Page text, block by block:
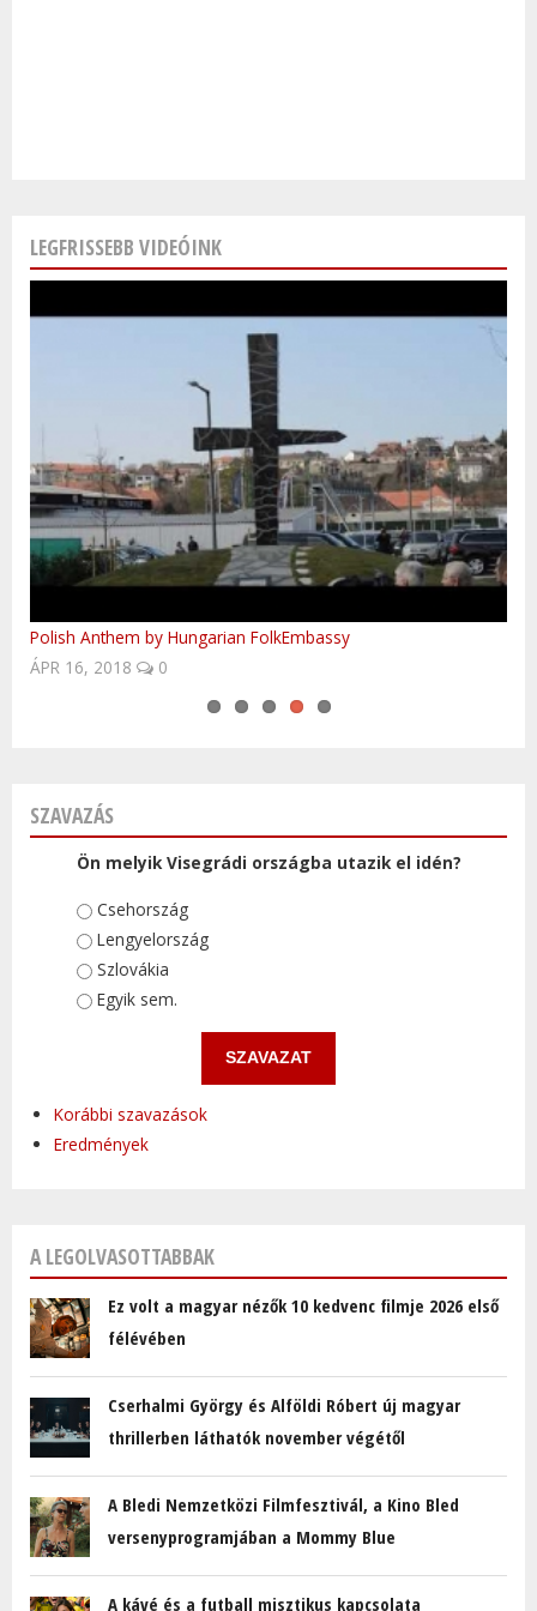
LEGFRISSEBB VIDEÓINK
UNESCO világörökségi helyek Csehországban
Meghalt a Kisvakond atyja, Zdenek Miler - ČeskéNoviny.cz.
Szlovákia - télen is a meglepetések országa!
Polish Anthem by Hungarian FolkEmbassy
ÁPR 16, 2018
0
Kasia Kowalska - To Co Dobre
SZAVAZÁS
Ön melyik Visegrádi országba utazik el idén?
Választások
Csehország
Lengyelország
Szlovákia
Egyik sem.
Korábbi szavazások
Eredmények
A LEGOLVASOTTABBAK
Ez volt a magyar nézők 10 kedvenc filmje 2026 első
félévében
Cserhalmi György és Alföldi Róbert új magyar
thrillerben láthatók november végétől
A Bledi Nemzetközi Filmfesztivál, a Kino Bled
versenyprogramjában a Mommy Blue
A kávé és a futball misztikus kapcsolata